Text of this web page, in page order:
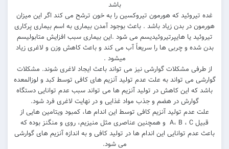
که هورمون تیروکسین را به خون ترشح می کند اگر این میزان
در بدن زیاد باشد . باعث بوجود آمدن بیماری به اسم بیماری پرکاری
یا هایپرتیروئیدیسم می شود .این بیماری سبب افزایش متابولیسم
و چربی ها را سریعاً آب می کند و باعث کاهش وزن و لاغری زیاد
مشکلات گوارشی نیز می تواند باعث ایجاد لاغری شوند. مشکلات
می تواند به علت عدم تولید آنزیم های کافی توسط کبد و لوزالمعده
که این کاهش در تولید آنزیم ها می تواند سبب عدم توانایی دستگاه
گوارش در هضم و جذب مواد غذایی و در نهایت لاغری فرد شود.
عدم تولید آنزیم کافی توسط این اندام ها، کمبود ویتامین هایی از
قبیل A، B ، C و همچنین عناصری مثل منیزیم، روی و منگنز بوده که
توانایی این اندام ها در تولید کافی و به اندازه آنزیم های گوارشی